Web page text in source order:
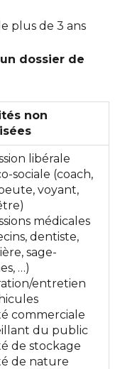
plus de 3 ans
dossier de
non
libérale
sociale (coach,
voyant,
médicales
dentiste,
sage-
…)
entretien
commerciale
du public
de stockage
de nature